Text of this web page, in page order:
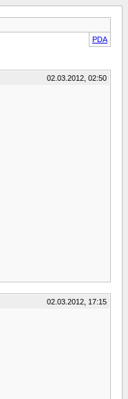
PDA
02.03.2012, 02:50
02.03.2012, 17:15